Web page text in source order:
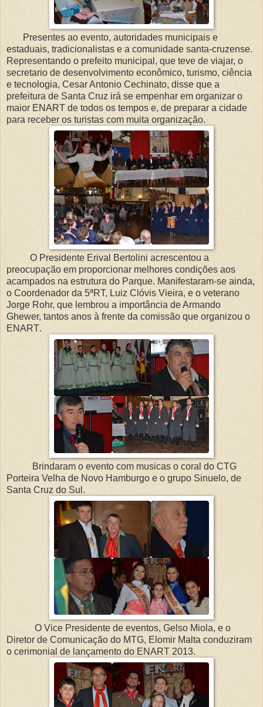
Presentes ao evento, autoridades municipais e
estaduais, tradicionalistas e a comunidade santa-cruzense.
Representando o prefeito municipal, que teve de viajar, o
secretario de desenvolvimento econômico, turismo, ciência
e tecnologia, Cesar Antonio Cechinato, disse que a
prefeitura de Santa Cruz irá se empenhar em organizar o
maior ENART de todos os tempos e, de preparar a cidade
para receber os turistas com muita organização.
O Presidente Erival Bertolini acrescentou a
preocupação em proporcionar melhores condições aos
acampados na estrutura do Parque. Manifestaram-se ainda,
o Coordenador da 5ªRT, Luiz Clóvis Vieira, e o veterano
Jorge Rohr, que lembrou a importância de Armando
Ghewer, tantos anos à frente da comissão que organizou o
ENART.
Brindaram o evento com musicas o coral do CTG
Porteira Velha de Novo Hamburgo e o grupo Sinuelo, de
Santa Cruz do Sul.
O Vice Presidente de eventos, Gelso Miola, e o
Diretor de Comunicação do MTG, Elomir Malta conduziram
o cerimonial de lançamento do ENART 2013.